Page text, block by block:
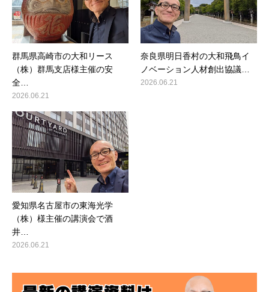
群馬県高崎市の大和リース
（株）群馬支店様主催の安
全…
2026.06.21
奈良県明日香村の大和飛鳥イ
ノベーション人材創出協議…
2026.06.21
愛知県名古屋市の東海光学
（株）様主催の講演会で酒
井…
2026.06.21